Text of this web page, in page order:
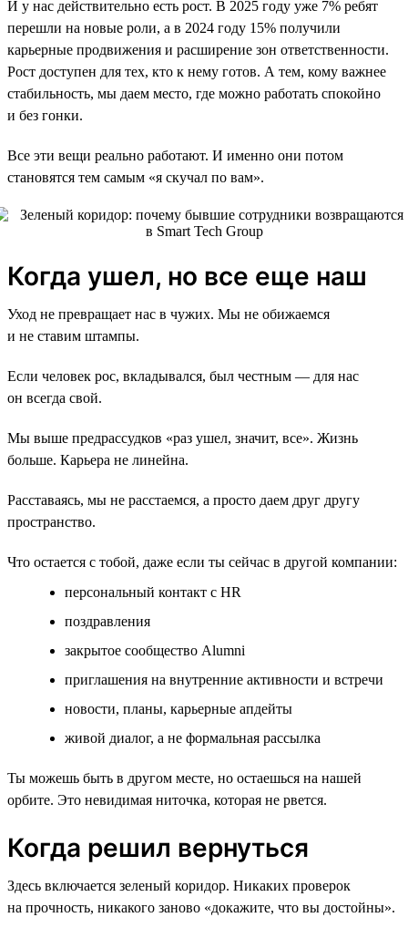
И у нас действительно есть рост. В 2025 году уже 7% ребят
перешли на новые роли, а в 2024 году 15% получили
карьерные продвижения и расширение зон ответственности.
Рост доступен для тех, кто к нему готов. А тем, кому важнее
стабильность, мы даем место, где можно работать спокойно
и без гонки.
Все эти вещи реально работают. И именно они потом
становятся тем самым «я скучал по вам».
Когда ушел, но все еще наш
Уход не превращает нас в чужих. Мы не обижаемся
и не ставим штампы.
Если человек рос, вкладывался, был честным — для нас
он всегда свой.
Мы выше предрассудков «раз ушел, значит, все». Жизнь
больше. Карьера не линейна.
Расставаясь, мы не расстаемся, а просто даем друг другу
пространство.
Что остается с тобой, даже если ты сейчас в другой компании:
персональный контакт с HR
поздравления
закрытое сообщество Alumni
приглашения на внутренние активности и встречи
новости, планы, карьерные апдейты
живой диалог, а не формальная рассылка
Ты можешь быть в другом месте, но остаешься на нашей
орбите. Это невидимая ниточка, которая не рвется.
Когда решил вернуться
Здесь включается зеленый коридор. Никаких проверок
на прочность, никакого заново «докажите, что вы достойны».